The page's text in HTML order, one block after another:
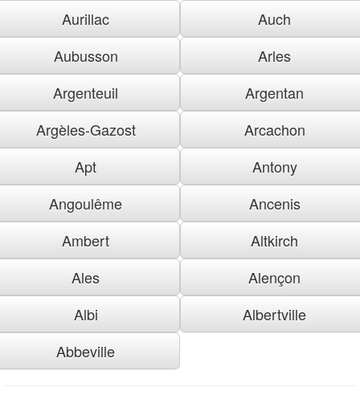
Aurillac
Auch
Aubusson
Arles
Argenteuil
Argentan
Argèles-Gazost
Arcachon
Apt
Antony
Angoulême
Ancenis
Ambert
Altkirch
Ales
Alençon
Albi
Albertville
Abbeville